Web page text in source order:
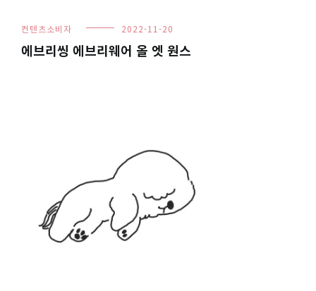
컨텐츠소비자 2022-11-20
에브리씽 에브리웨어 올 엣 원스